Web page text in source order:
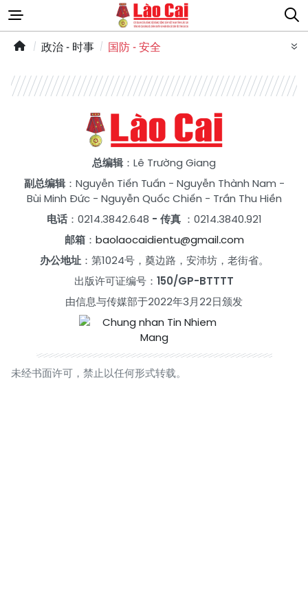
政治 - 时事 国防 - 安全
总编辑：Lê Trường Giang
副总编辑： Nguyễn Tiến Tuấn - Nguyễn Thành Nam -
Bùi Minh Đức- Nguyễn Quốc Chiến - Trần Thu Hiền
电话：0214.3842.648 - 传真 ：0214.3840.921
邮箱： baolaocaidientu@gmail.com
办公地址：第1024号，奠边路，安沛坊，老街省。
出版许可证编号： 150/GP-BTTTT
由信息与传媒部于2022年3月22日颁发
未经书面许可，禁止以任何形式转载。